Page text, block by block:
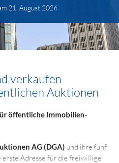
21. August 2026
verkaufen
Auktionen
öffentliche Immobilien-
AG (DGA) und ihre fünf
erste Adresse für die freiwillige